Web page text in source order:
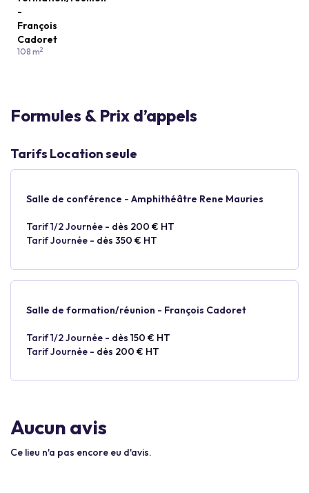
-
François
Cadoret
108 m2
Formules & Prix d’appels
Tarifs Location seule
Salle de conférence - Amphithéâtre Rene Mauries
Tarif 1/2 Journée - dès 200 € HT
Tarif Journée - dès 350 € HT
Salle de formation/réunion - François Cadoret
Tarif 1/2 Journée - dès 150 € HT
Tarif Journée - dès 200 € HT
Aucun avis
Ce lieu n'a pas encore eu d'avis.